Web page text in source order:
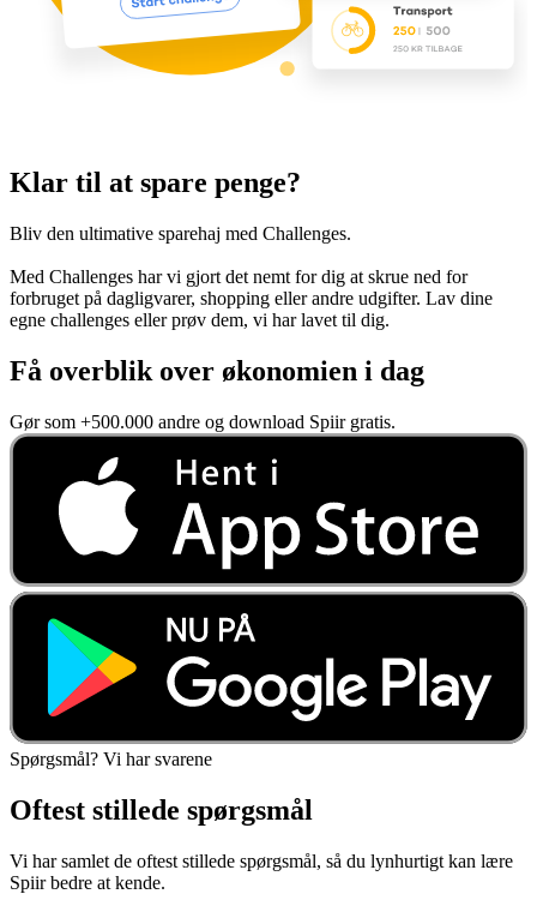
Klar til at spare penge?
Bliv den ultimative sparehaj med Challenges.
Med Challenges har vi gjort det nemt for dig at skrue ned for
forbruget på dagligvarer, shopping eller andre udgifter. Lav dine
egne challenges eller prøv dem, vi har lavet til dig.
Få overblik over økonomien i dag
Gør som +500.000 andre og download Spiir gratis.
Spørgsmål? Vi har svarene
Oftest stillede spørgsmål
Vi har samlet de oftest stillede spørgsmål, så du lynhurtigt kan lære
Spiir bedre at kende.